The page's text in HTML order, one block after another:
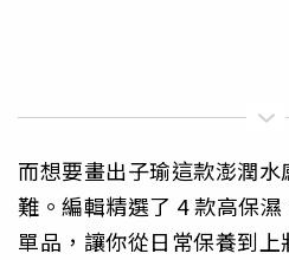
而想要畫出子瑜這款澎潤
難。編輯精選了 4 款高保
單品，讓你從日常保養到